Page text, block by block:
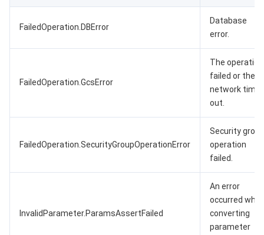
FailedOperation.DBError
Database
error.
FailedOperation.GcsError
The operation
failed or the
network
out.
FailedOperation.SecurityGroupOperationError
Security group
operation
failed.
InvalidParameter.ParamsAssertFailed
An error
occurred while
converting
parameter